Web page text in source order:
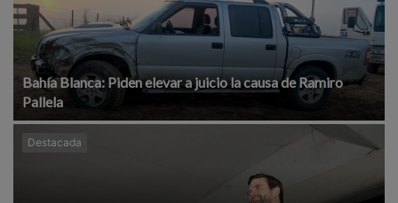
Bahía Blanca: Piden elevar a juicio la causa de Ramiro
Pallela
Destacada